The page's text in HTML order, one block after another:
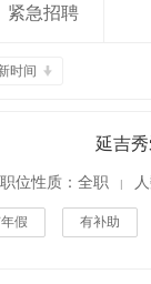
紧急招聘
时间
延吉
职位性质：全职 |
假 有补助